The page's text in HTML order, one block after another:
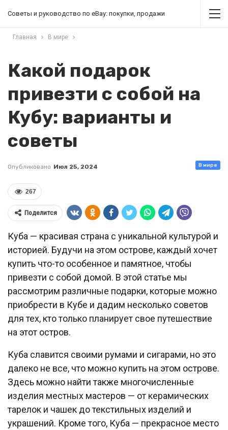
Советы и руководство по eBay: покупки, продажи
Главная В мире
Какой подарок
привезти с собой на
Кубу: варианты и
советы
В мире
Опубликовано Июл 25, 2024
267
Поделится
Куба — красивая страна с уникальной культурой и
историей. Будучи на этом острове, каждый хочет
купить что-то особенное и памятное, чтобы
привезти с собой домой. В этой статье мы
рассмотрим различные подарки, которые можно
приобрести в Кубе и дадим несколько советов
для тех, кто только планирует свое путешествие
на этот остров.
Куба славится своими румами и сигарами, но это
далеко не все, что можно купить на этом острове.
Здесь можно найти также многочисленные
изделия местных мастеров — от керамических
тарелок и чашек до текстильных изделий и
украшений. Кроме того, Куба — прекрасное место